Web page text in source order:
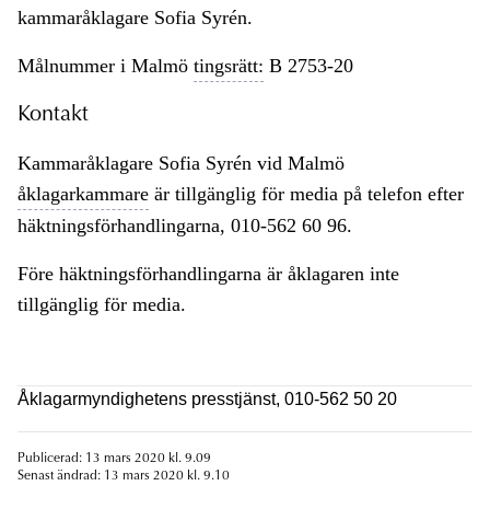
kammaråklagare Sofia Syrén.
Målnummer i Malmö tingsrätt: B 2753-20
Kontakt
Kammaråklagare Sofia Syrén vid Malmö
åklagarkammare är tillgänglig för media på telefon efter
häktningsförhandlingarna, 010-562 60 96.
Före häktningsförhandlingarna är åklagaren inte
tillgänglig för media.
Åklagarmyndighetens presstjänst, 010-562 50 20
Publicerad: 13 mars 2020 kl. 9.09
Senast ändrad: 13 mars 2020 kl. 9.10